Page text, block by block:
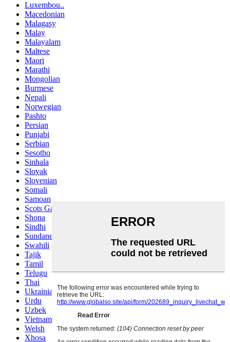
Luxembou..
Macedonian
Malagasy
Malay
Malayalam
Maltese
Maori
Marathi
Mongolian
Burmese
Nepali
Norwegian
Pashto
Persian
Punjabi
Serbian
Sesotho
Sinhala
Slovak
Slovenian
Somali
Samoan
Scots Gaelic
Shona
Sindhi
Sundanese
Swahili
Tajik
Tamil
Telugu
Thai
Ukrainian
Urdu
Uzbek
Vietnamese
Welsh
Xhosa